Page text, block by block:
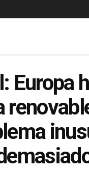
Europa